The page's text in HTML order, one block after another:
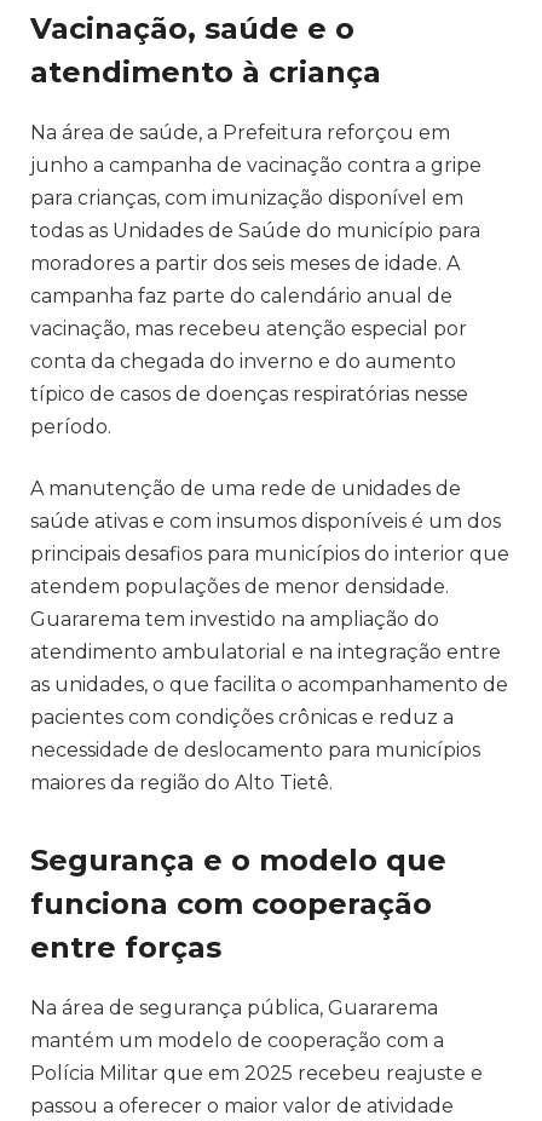
Vacinação, saúde e o
atendimento à criança
Na área de saúde, a Prefeitura reforçou em
junho a campanha de vacinação contra a gripe
para crianças, com imunização disponível em
todas as Unidades de Saúde do município para
moradores a partir dos seis meses de idade. A
campanha faz parte do calendário anual de
vacinação, mas recebeu atenção especial por
conta da chegada do inverno e do aumento
típico de casos de doenças respiratórias nesse
período.
A manutenção de uma rede de unidades de
saúde ativas e com insumos disponíveis é um dos
principais desafios para municípios do interior que
atendem populações de menor densidade.
Guararema tem investido na ampliação do
atendimento ambulatorial e na integração entre
as unidades, o que facilita o acompanhamento de
pacientes com condições crônicas e reduz a
necessidade de deslocamento para municípios
maiores da região do Alto Tietê.
Segurança e o modelo que
funciona com cooperação
entre forças
Na área de segurança pública, Guararema
mantém um modelo de cooperação com a
Polícia Militar que em 2025 recebeu reajuste e
passou a oferecer o maior valor de atividade